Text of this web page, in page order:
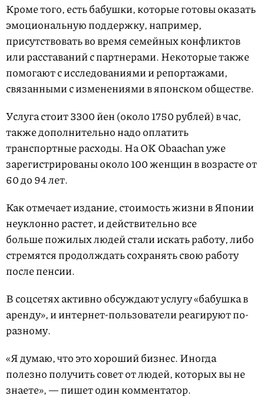
Кроме того, есть бабушки, которые готовы оказать
эмоциональную поддержку, например,
присутствовать во время семейных конфликтов
или расставаний с партнерами. Некоторые также
помогают с исследованиями и репортажами,
связанными с изменениями в японском обществе.
Услуга стоит 3300 йен (около 1750 рублей) в час,
также дополнительно надо оплатить
транспортные расходы. На OK Obaachan уже
зарегистрированы около 100 женщин в возрасте от
60 до 94 лет.
Как отмечает издание, стоимость жизни в Японии
неуклонно растет, и действительно все
больше пожилых людей стали искать работу, либо
стремятся продолждать сохранять свою работу
после пенсии.
В соцсетях активно обсуждают услугу «бабушка в
аренду», и интернет-пользователи реагируют по-
разному.
«Я думаю, что это хороший бизнес. Иногда
полезно получить совет от людей, которых вы не
знаете», — пишет один комментатор.